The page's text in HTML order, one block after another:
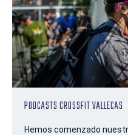
PODCASTS CROSSFIT VALLECAS
Hemos comenzado